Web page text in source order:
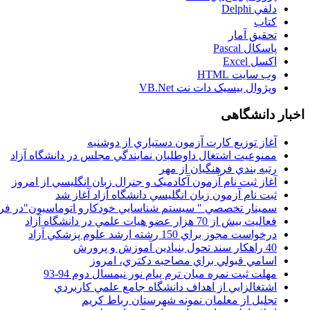
دلفي Delphi
کتاب
تحقيق آمار
پاسکال Pascal
اکسل Excel
وب سايت HTML
ويژوال بيسيک دات نت VB.Net
اخبار دانشگاهی
آغاز توزيع کارت آزمون دستياري از دوشنبه
ممنوعيت اشتغال داوطلبان نمايندگي مجلس در دانشگاه آزاد
رتبه بندي فرهنگيان از مهر
آغاز ثبت نام آزمون آکادميک و جنرال زبان انگليسي از امروز
ثبت نام آزمون زبان انگليسي دانشگاه آزاد آغاز شد
سمينار تخصصي " سيستم شناسايي خودکارو اتوماسيون"در
فعاليت بيش از 70 هزار عضو هيات علمي در دانشگاه آزاد
درخواست مجوز براي 150 رشته ارشد علوم پزشکي آزاد
40 راهکار سند تحول بنيادين آموزش و پرورش
اسامي قبولي براي مصاحبه دکتري، امروز
مهلت ثبت نمره میان ترم پیام نور نیمسال دوم 94-93
اشتغالزايي از اهداف دانشگاه جامع علمي کاربردي
تجليل از معلمان نمونه شهرستان رباط کريم